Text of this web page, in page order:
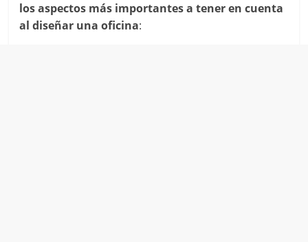
los aspectos más importantes a tener en cuenta
al diseñar una oficina: